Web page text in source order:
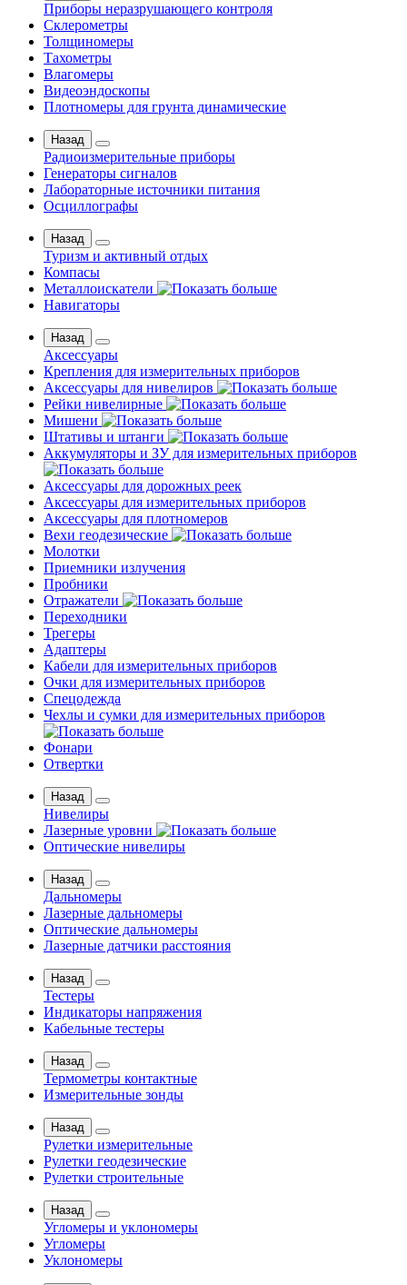
Приборы неразрушающего контроля
Склерометры
Толщиномеры
Тахометры
Влагомеры
Видеоэндоскопы
Плотномеры для грунта динамические
Назад
Радиоизмерительные приборы
Генераторы сигналов
Лабораторные источники питания
Осциллографы
Назад
Туризм и активный отдых
Компасы
Металлоискатели
Навигаторы
Назад
Аксессуары
Крепления для измерительных приборов
Аксессуары для нивелиров
Рейки нивелирные
Мишени
Штативы и штанги
Аккумуляторы и ЗУ для измерительных приборов
Аксессуары для дорожных реек
Аксессуары для измерительных приборов
Аксессуары для плотномеров
Вехи геодезические
Молотки
Приемники излучения
Пробники
Отражатели
Переходники
Трегеры
Адаптеры
Кабели для измерительных приборов
Очки для измерительных приборов
Спецодежда
Чехлы и сумки для измерительных приборов
Фонари
Отвертки
Назад
Нивелиры
Лазерные уровни
Оптические нивелиры
Назад
Дальномеры
Лазерные дальномеры
Оптические дальномеры
Лазерные датчики расстояния
Назад
Тестеры
Индикаторы напряжения
Кабельные тестеры
Назад
Термометры контактные
Измерительные зонды
Назад
Рулетки измерительные
Рулетки геодезические
Рулетки строительные
Назад
Угломеры и уклономеры
Угломеры
Уклономеры